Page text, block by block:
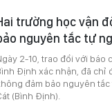
trường học vận
nguyên tắc tự
2-10, trao đổi với báo
Định xác nhận, đã chỉ
đảm bảo nguyên
(Bình Định).